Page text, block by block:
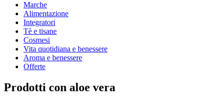
Marche
Alimentazione
Integratori
Tè e tisane
Cosmesi
Vita quotidiana e benessere
Aroma e benessere
Offerte
Prodotti con aloe vera